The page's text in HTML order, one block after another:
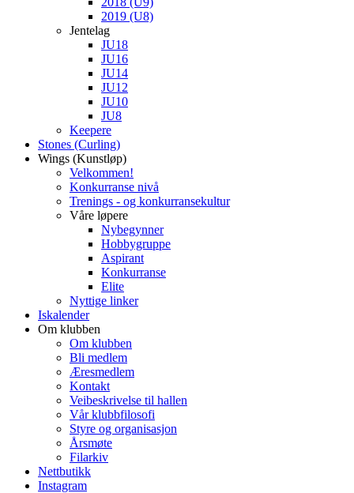
2019 (U8)
Jentelag
JU18
JU16
JU14
JU12
JU10
JU8
Keepere
Stones (Curling)
Wings (Kunstløp)
Velkommen!
Konkurranse nivå
Trenings - og konkurransekultur
Våre løpere
Nybegynner
Hobbygruppe
Aspirant
Konkurranse
Elite
Nyttige linker
Iskalender
Om klubben
Om klubben
Bli medlem
Æresmedlem
Kontakt
Veibeskrivelse til hallen
Vår klubbfilosofi
Styre og organisasjon
Årsmøte
Filarkiv
Nettbutikk
Instagram